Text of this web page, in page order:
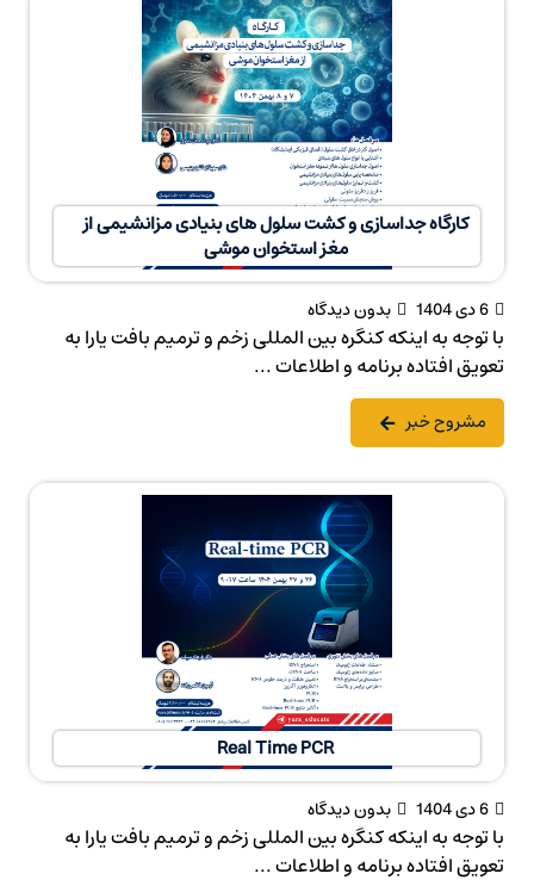
کارگاه جداسازی و کشت سلول های بنیادی مزانشیمی از
مغز استخوان موشی
6 دی 1404 بدون دیدگاه
با توجه به اینکه کنگره بین المللی زخم و ترمیم بافت یارا به
تعویق افتاده برنامه و اطلاعات ...
مشروح خبر
Real Time PCR
6 دی 1404 بدون دیدگاه
با توجه به اینکه کنگره بین المللی زخم و ترمیم بافت یارا به
تعویق افتاده برنامه و اطلاعات ...